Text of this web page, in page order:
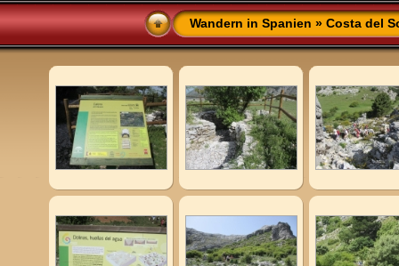
Wandern in Spanien » Costa del